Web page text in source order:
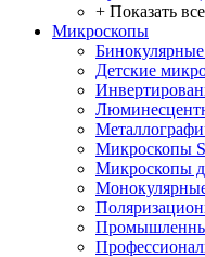
+ Показать все
Микроскопы
Детские
Микроскопы
Микроскопы